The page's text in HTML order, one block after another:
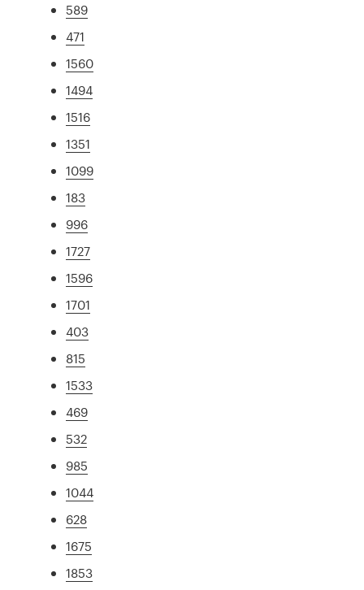
589
471
1560
1494
1516
1351
1099
183
996
1727
1596
1701
403
815
1533
469
532
985
1044
628
1675
1853